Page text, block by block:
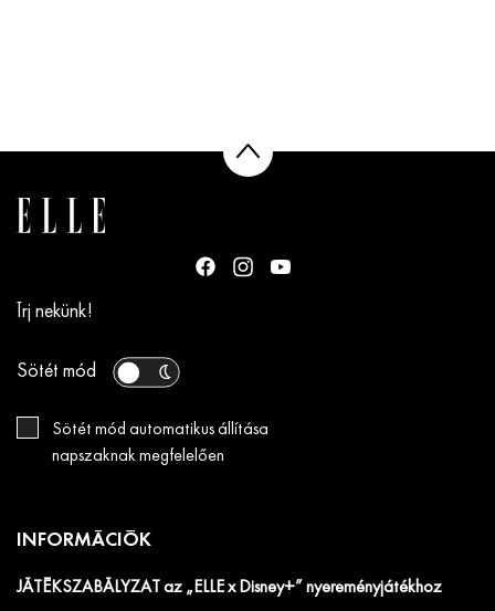
Írj nekünk!
Sötét mód
Sötét mód automatikus állítása
napszaknak megfelelően
INFORMÁCIÓK
JÁTÉKSZABÁLYZAT az „ELLE x Disney+” nyereményjátékhoz